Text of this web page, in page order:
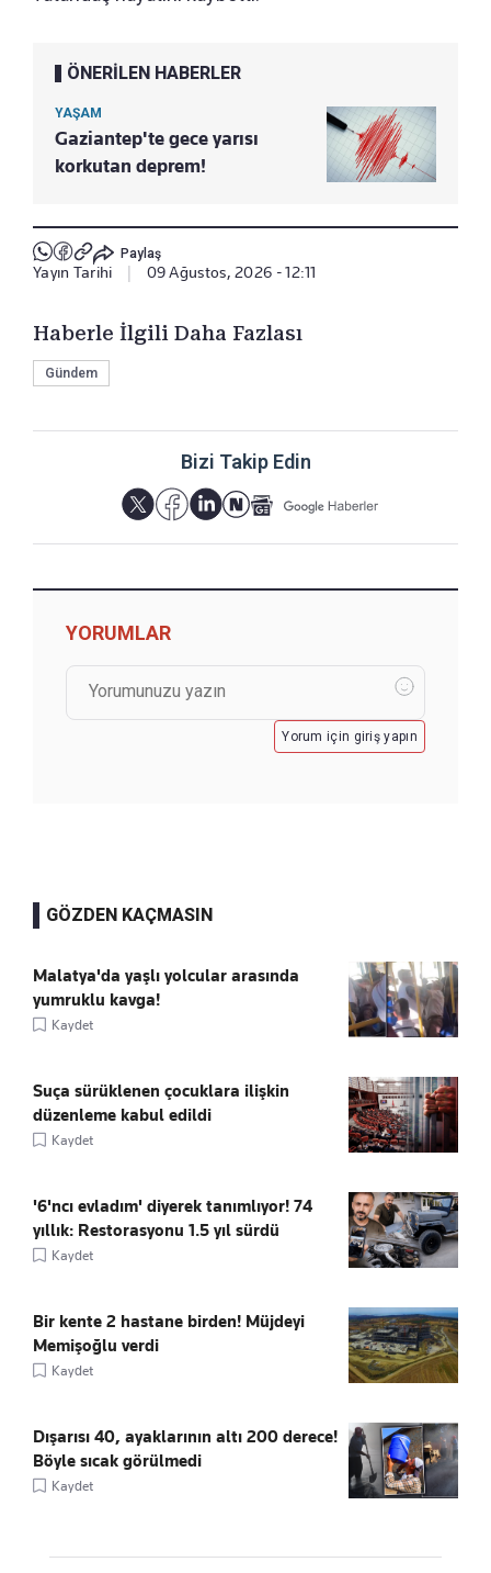
ÖNERİLEN HABERLER
YAŞAM
Gaziantep'te gece yarısı
korkutan deprem!
Paylaş
Yayın Tarihi 09 Ağustos, 2026 - 12:11
Haberle İlgili Daha Fazlası
Gündem
Bizi Takip Edin
YORUMLAR
Yorum için giriş yapın
GÖZDEN KAÇMASIN
Malatya'da yaşlı yolcular arasında
yumruklu kavga!
Kaydet
Suça sürüklenen çocuklara ilişkin
düzenleme kabul edildi
Kaydet
'6'ncı evladım' diyerek tanımlıyor! 74
yıllık: Restorasyonu 1.5 yıl sürdü
Kaydet
Bir kente 2 hastane birden! Müjdeyi
Memişoğlu verdi
Kaydet
Dışarısı 40, ayaklarının altı 200 derece!
Böyle sıcak görülmedi
Kaydet